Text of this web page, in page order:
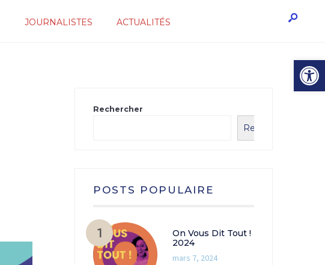
Ouvrir
JOURNALISTES ACTUALITÉS
Rechercher
Rechercher
POSTS POPULAIRE
On Vous Dit Tout !
2024
mars 7, 2024